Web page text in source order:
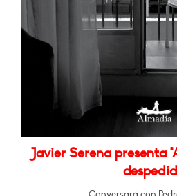
Javier Serena presenta